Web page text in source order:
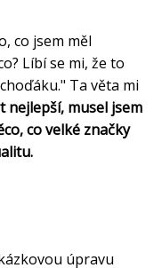
co jsem měl
Líbí se mi, že to
Ta věta mi
nejlepší, musel jsem
co velké značky
úpravu